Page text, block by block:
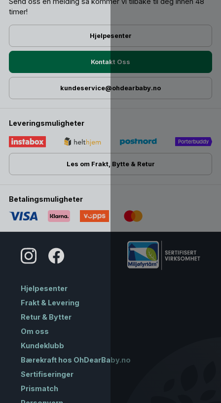
timer!
Hjelpesenter
Kontakt Oss
kundeservice@ohdearbaby.no
Leveringsmuligheter
Les om Frakt, Bytte & Retur
Betalingsmuligheter
Hjelpesenter
Frakt & Levering
Retur & Bytter
Om oss
Kundeklubb
Bærekraft hos OhDearBaby.no
Sertifiseringer
Prismatch